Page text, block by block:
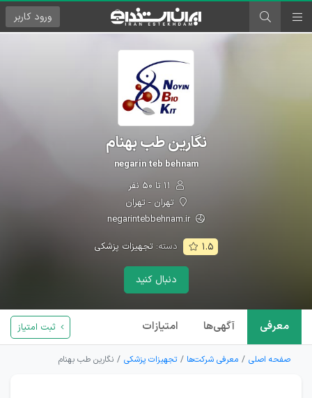
ورود کاربر
نگارین طب بهنام
negarin teb behnam
تهران - تهران
negarintebbehnam.ir
۱.۵ دسته: تجهیزات پزشکی
دنبال کنید
معرفی آگهی‌ها امتیازات ثبت امتیاز
صفحه اصلی معرفی شرکت‌ها تجهیزات پزشکی نگارین طب بهنام